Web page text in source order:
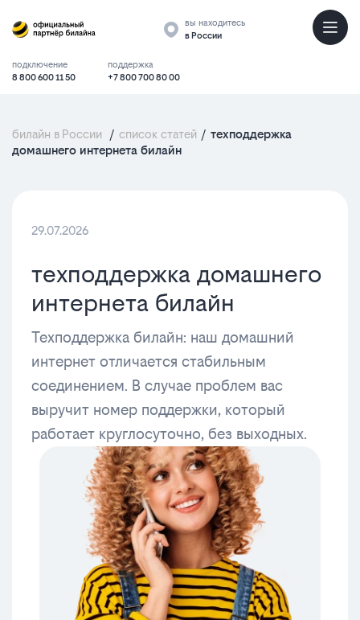
вы находитесь
в России
подключение
8 800 600 11 50
поддержка
+7 800 700 80 00
билайн в России / список статей / техподдержка
домашнего интернета билайн
29.07.2026
техподдержка домашнего
интернета билайн
Техподдержка билайн: наш домашний
интернет отличается стабильным
соединением. В случае проблем вас
выручит номер поддержки, который
работает круглосуточно, без выходных.